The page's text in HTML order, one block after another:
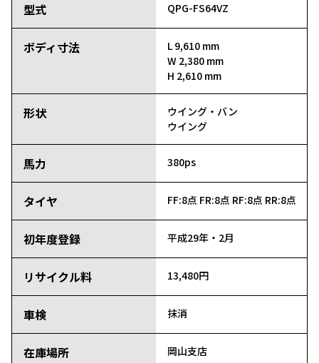
型式 QPG-FS64VZ
ボディ寸法
L 9,610 mm
W 2,380 mm
H 2,610 mm
形状
ウイング・バン
ウイング
馬力 380ps
タイヤ FF:8点 FR:8点 RF:8点 RR:8点
初年度登録 平成29年・2月
リサイクル料 13,480円
車検 抹消
在庫場所 岡山支店